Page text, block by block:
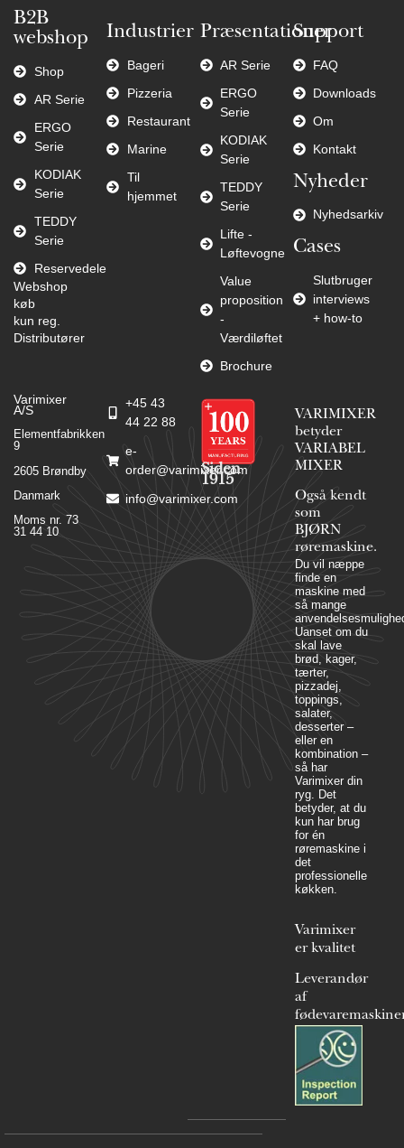
B2B
webshop
Shop
AR Serie
ERGO
Serie
KODIAK
Serie
TEDDY
Serie
Reservedele
Webshop
køb
kun reg.
Distributører
Industrier
Bageri
Pizzeria
Restaurant
Marine
Til
hjemmet
Præsentationer
AR Serie
ERGO
Serie
KODIAK
Serie
TEDDY
Serie
Lifte -
Løftevogne
Value
proposition
-
Værdiløftet
Brochure
Support
FAQ
Downloads
Om
Kontakt
Nyheder
Nyhedsarkiv
Cases
Slutbruger
interviews
+ how-to
Varimixer
A/S
Elementfabrikken
9
2605 Brøndby
Danmark
Moms nr. 73
31 44 10
+45 43
44 22 88
e-
order@varimixer.com
info@varimixer.com
Siden
1915
VARIMIXER
betyder
VARIABEL
MIXER
Også kendt
som
BJØRN
røremaskine.
Du vil næppe
finde en
maskine med
så mange
Uanset om du
skal lave
brød, kager,
tærter,
pizzadej,
toppings,
salater,
desserter –
eller en
kombination –
så har
Varimixer din
ryg. Det
betyder, at du
kun har brug
for én
røremaskine i
det
professionelle
køkken.
Varimixer
er kvalitet
Leverandør
af